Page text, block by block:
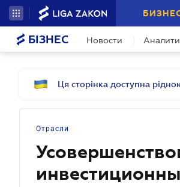
БІЗНЕС Новости
Ця сторінка доступна
Отрасли